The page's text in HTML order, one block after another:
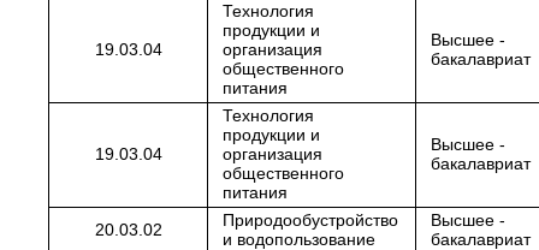
19.03.04
Технология
продукции и
организация
общественного
питания
Высшее -
бакалавриат
19.03.04
Технология
продукции и
организация
общественного
питания
Высшее -
бакалавриат
20.03.02
Природообустройство
и водопользование
Высшее -
бакалавриат